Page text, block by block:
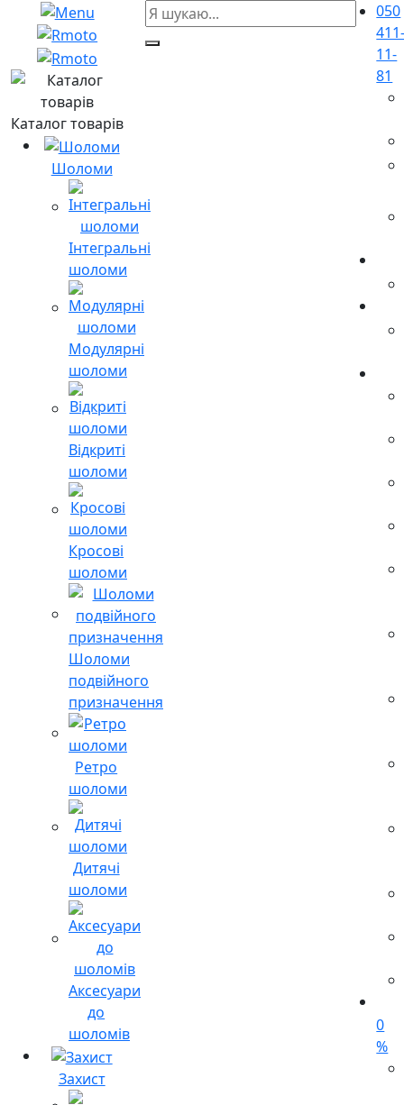
Каталог товарів
Шоломи
Інтегральні
шоломи
Модулярні
шоломи
Відкриті
шоломи
Кросові
шоломи
Шоломи
подвійного
призначення
Ретро
шоломи
Дитячі
шоломи
Аксесуари
до
шоломів
Захист
050
11-
81
0
%